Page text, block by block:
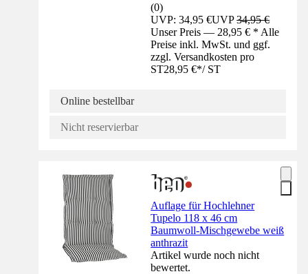
(0)
UVP: 34,95 €UVP34,95 €
Unser Preis — 28,95 € * Alle
Preise inkl. MwSt. und ggf.
zzgl. Versandkosten pro
ST28,95 €*/ ST
Online bestellbar
Nicht reservierbar
Auflage für Hochlehner
Tupelo 118 x 46 cm
Baumwoll-Mischgewebe weiß
anthrazit
Artikel wurde noch nicht
bewertet.